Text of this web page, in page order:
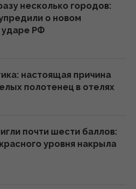
2026
море для судов,
и Украину, -
2026
в Украину: аналитик
2026
пациента": медики
несколько городов:
о новом
РФ
настоящая причина
полотенец в отелях
почти шести баллов:
уровня накрыла